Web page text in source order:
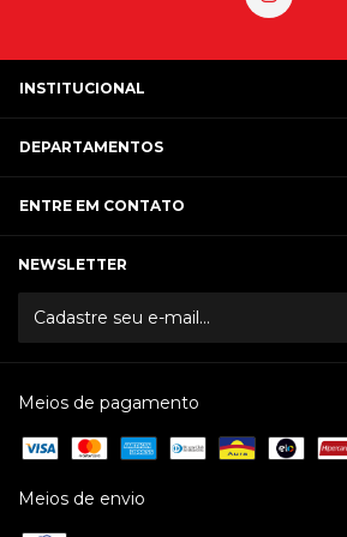
INSTITUCIONAL
DEPARTAMENTOS
ENTRE EM CONTATO
NEWSLETTER
Meios de pagamento
Meios de envio